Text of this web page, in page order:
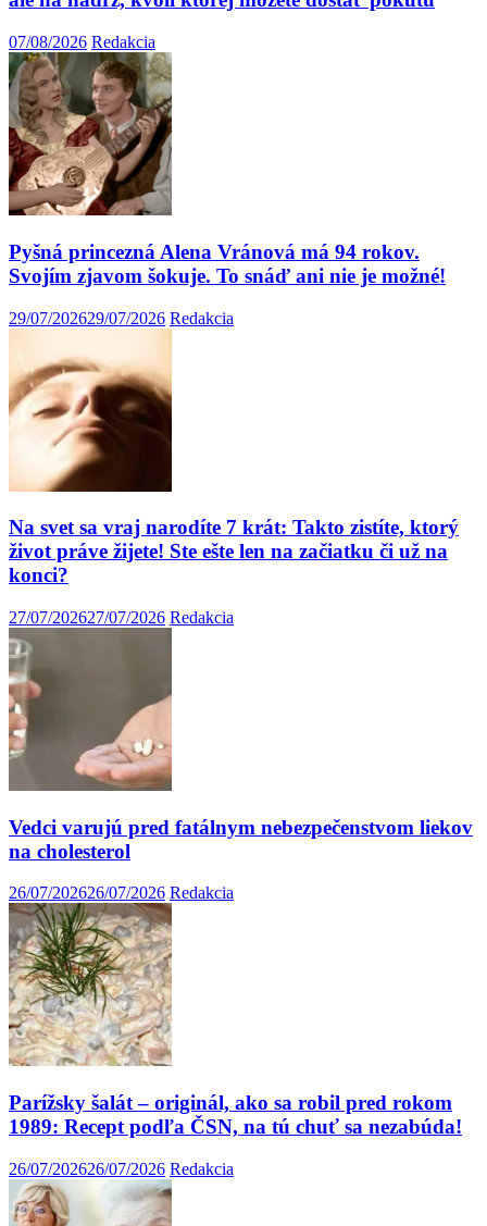
07/08/2026 Redakcia
Pyšná princezná Alena Vránová má 94 rokov.
Svojím zjavom šokuje. To snáď ani nie je možné!
29/07/202629/07/2026 Redakcia
Na svet sa vraj narodíte 7 krát: Takto zistíte, ktorý
život práve žijete! Ste ešte len na začiatku či už na
konci?
27/07/202627/07/2026 Redakcia
Vedci varujú pred fatálnym nebezpečenstvom liekov
na cholesterol
26/07/202626/07/2026 Redakcia
Parížsky šalát – originál, ako sa robil pred rokom
1989: Recept podľa ČSN, na tú chuť sa nezabúda!
26/07/202626/07/2026 Redakcia